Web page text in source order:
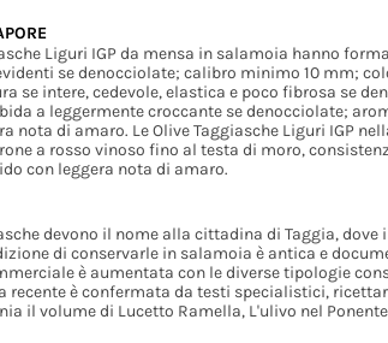
Liguri IGP da mensa in salamoia hanno
se denocciolate; calibro minimo 10 mm;
se intere, cedevole, elastica e poco fibrosa se
a leggermente croccante se denocciolate;
nota di amaro. Le Olive Taggiasche Liguri IGP
a rosso vinoso fino al testa di moro,
con leggera nota di amaro.
devono il nome alla cittadina di Taggia,
di conservarle in salamoia è antica e
è aumentata con le diverse tipologie
recente è confermata da testi specialistici,
il volume di Lucetto Ramella, L'ulivo nel